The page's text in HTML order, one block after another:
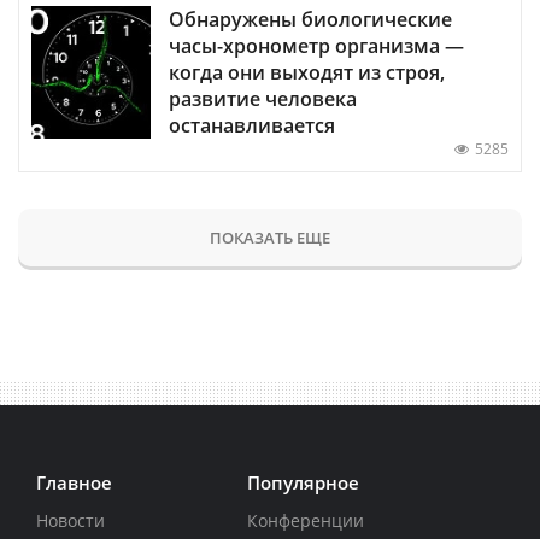
Обнаружены биологические
часы-хронометр организма —
когда они выходят из строя,
развитие человека
останавливается
5285
ПОКАЗАТЬ ЕЩЕ
Главное
Новости
Популярное
Конференции